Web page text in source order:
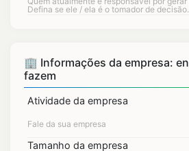
🏢 Informações da empresa:
fazem
Atividade da empresa
Tamanho da empresa